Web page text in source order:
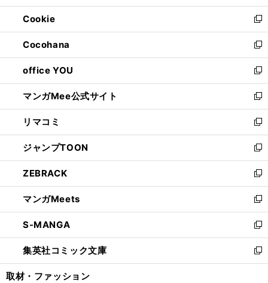
開
く
ウ
で
開
く
ン
ド
ウ
で
開
く
ウ
ィ
ン
ド
ウ
で
開
く
Cookie
新
し
い
ウ
ィ
ン
ド
ウ
で
開
く
Cocohana
新
し
い
ウ
ィ
ン
ド
ウ
で
開
く
office YOU
新
し
い
ウ
ィ
ン
ド
ウ
で
開
く
マンガMee公式サイト
新
し
い
ウ
ィ
ン
ド
ウ
で
開
く
リマコミ
新
し
い
ウ
ィ
ン
ド
ウ
で
開
く
ジャンプTOON
新
し
い
ウ
ィ
ン
ド
ウ
で
開
ZEBRACK
新
し
い
ウ
ィ
ン
ド
ウ
マンガMeets
新
し
い
ウ
ィ
ン
S-MANGA
新
し
い
ウ
集英社コミック文庫
新
し
取材・ファッション